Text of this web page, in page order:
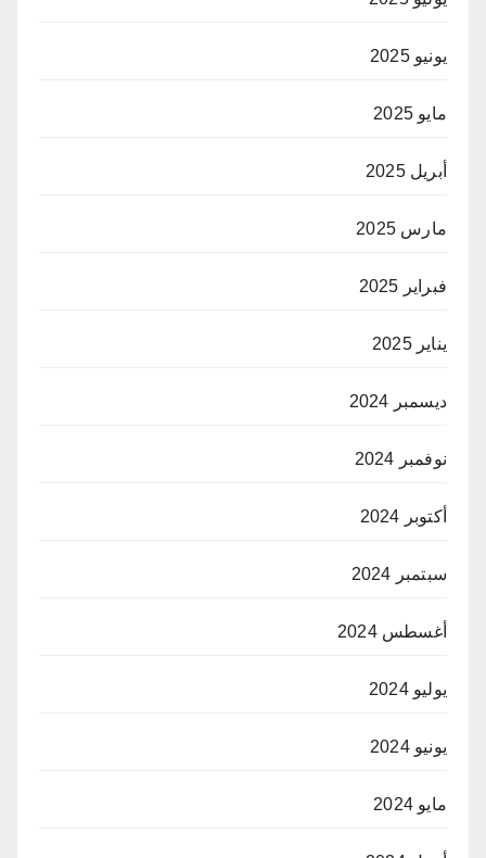
يونيو 2025
مايو 2025
أبريل 2025
مارس 2025
فبراير 2025
يناير 2025
ديسمبر 2024
نوفمبر 2024
أكتوبر 2024
سبتمبر 2024
أغسطس 2024
يوليو 2024
يونيو 2024
مايو 2024